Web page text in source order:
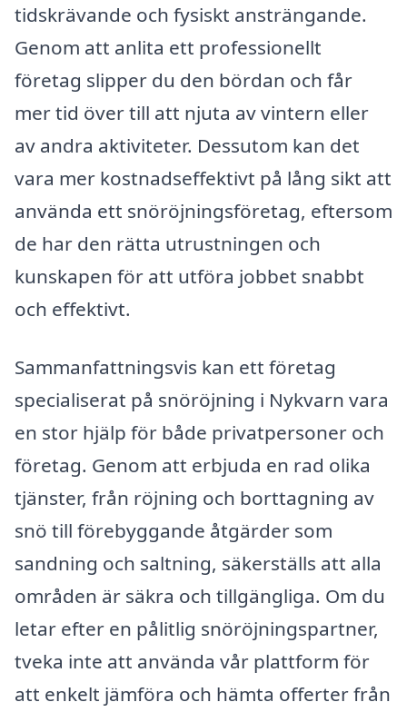
tidskrävande och fysiskt ansträngande.
Genom att anlita ett professionellt
företag slipper du den bördan och får
mer tid över till att njuta av vintern eller
av andra aktiviteter. Dessutom kan det
vara mer kostnadseffektivt på lång sikt att
använda ett snöröjningsföretag, eftersom
de har den rätta utrustningen och
kunskapen för att utföra jobbet snabbt
och effektivt.
Sammanfattningsvis kan ett företag
specialiserat på snöröjning i Nykvarn vara
en stor hjälp för både privatpersoner och
företag. Genom att erbjuda en rad olika
tjänster, från röjning och borttagning av
snö till förebyggande åtgärder som
sandning och saltning, säkerställs att alla
områden är säkra och tillgängliga. Om du
letar efter en pålitlig snöröjningspartner,
tveka inte att använda vår plattform för
att enkelt jämföra och hämta offerter från